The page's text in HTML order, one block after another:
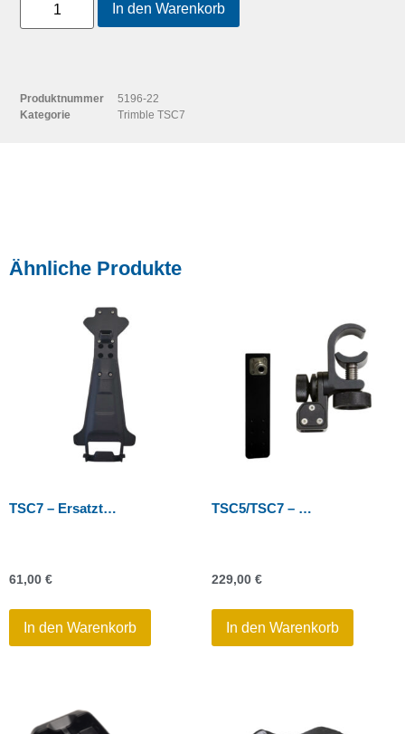
In den Warenkorb
Produktnummer
5196-22
Kategorie
Trimble TSC7
Ähnliche Produkte
TSC7 – Ersatzteil für Stabhalterung
61,00 €
In den Warenkorb
TSC5/TSC7 – Stabklemme
229,00 €
In den Warenkorb